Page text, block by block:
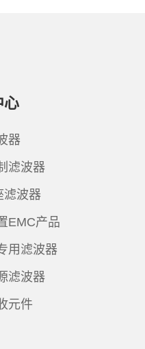
心
器
滤波器
滤波器
EMC产品
用滤波器
滤波器
元件